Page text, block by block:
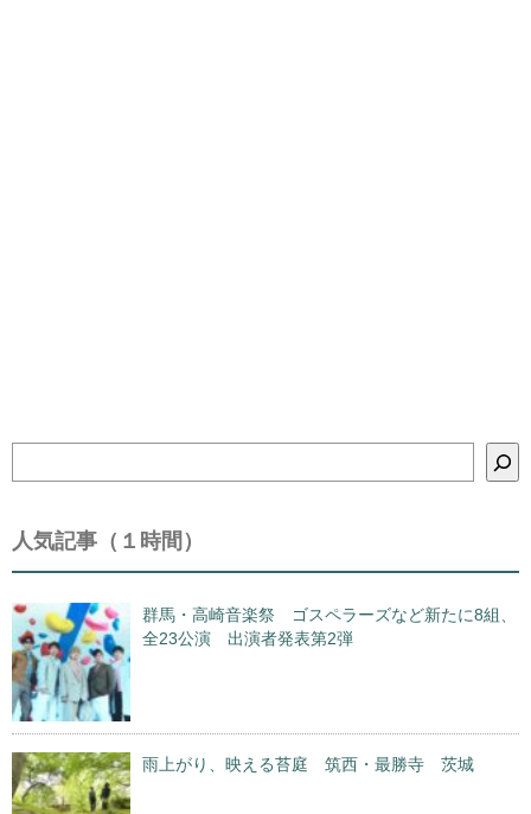
索
人気記事（１時間）
群馬・高崎音楽祭 ゴスペラーズなど新たに8組、
全23公演 出演者発表第2弾
雨上がり、映える苔庭 筑西・最勝寺 茨城